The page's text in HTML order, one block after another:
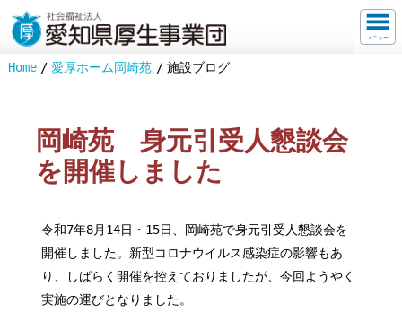
メニュー
Home 愛厚ホーム岡崎苑 施設ブログ
岡崎苑 身元引受人懇談会
を開催しました
令和7年8月14日・15日、岡崎苑で身元引受人懇談会を
開催しました。新型コロナウイルス感染症の影響もあ
り、しばらく開催を控えておりましたが、今回ようやく
実施の運びとなりました。